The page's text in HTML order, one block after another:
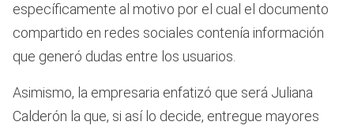
específicamente al motivo por el cual el documento
compartido en redes sociales contenía información
que generó dudas entre los usuarios.
Asimismo, la empresaria enfatizó que será Juliana
Calderón la que, si así lo decide, entregue mayores